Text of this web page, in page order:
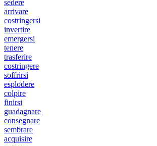
sedere
arrivare
costringersi
invertire
emergersi
tenere
trasferire
costringere
soffrirsi
esplodere
colpire
finirsi
guadagnare
consegnare
sembrare
acquisire